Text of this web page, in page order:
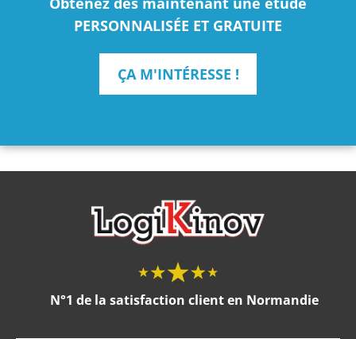
PERSONNALISÉE ET GRATUITE
ÇA M'INTÉRESSE !
N°1 de la satisfaction client en Normandie